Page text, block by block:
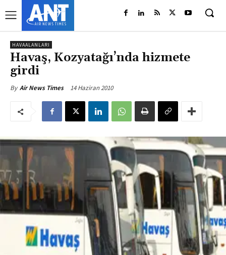
HAVAALANLARI
Havaş, Kozyatağı’nda hizmete
girdi
By Air News Times 14 Haziran 2010